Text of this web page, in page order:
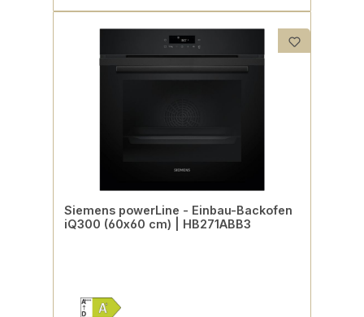
Siemens powerLine - Einbau-Backofen
iQ300 (60x60 cm) | HB271ABB3